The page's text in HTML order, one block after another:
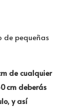
de pequeñas
de cualquier
cm deberás
y así